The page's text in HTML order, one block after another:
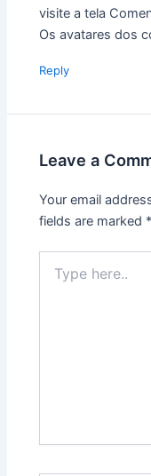
visite a tela
Os avatares dos
Reply
Leave a
Your email
fields are marked *
here..